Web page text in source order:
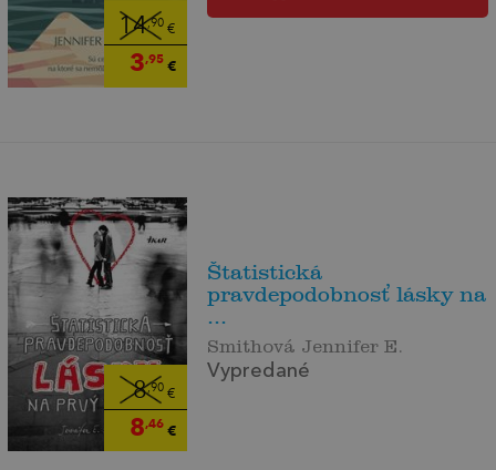
14,90€
3,95€
8,90€
8,46€
Štatistická
pravdepodobnosť lásky na
...
Smithová Jennifer E.
Vypredané